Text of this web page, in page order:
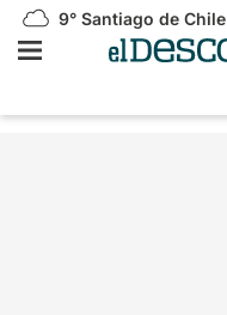
9° Santiago de Chile